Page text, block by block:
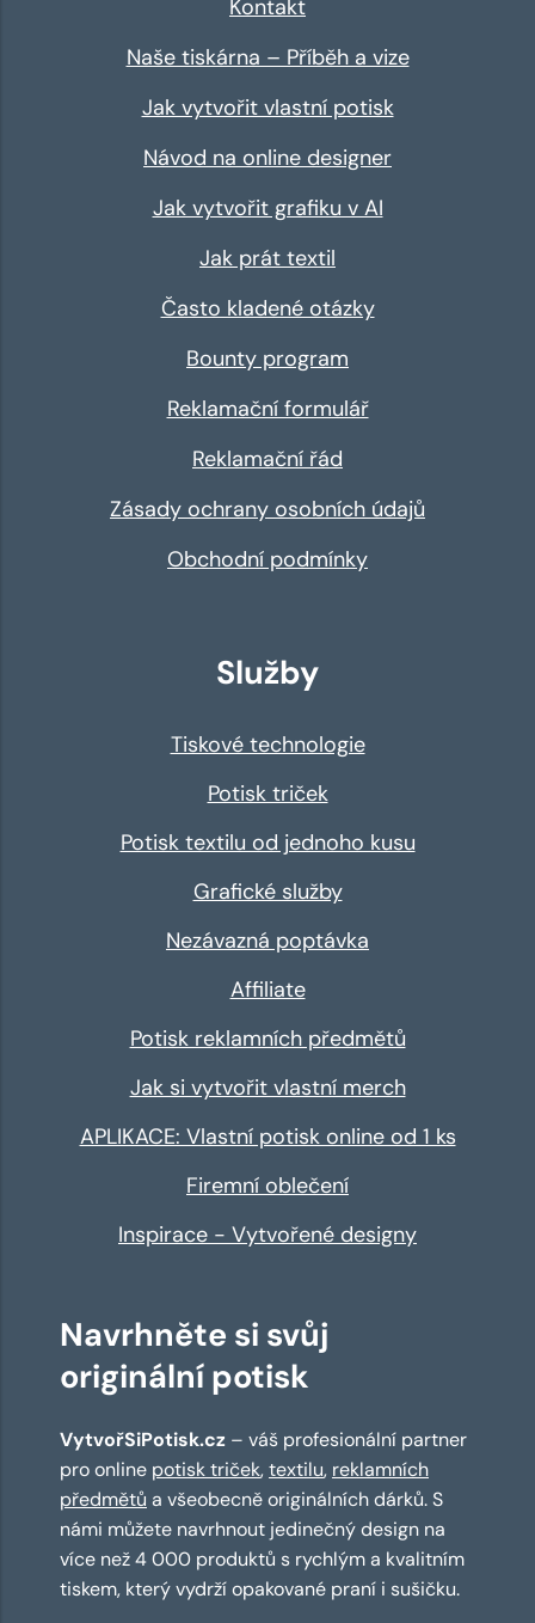
Kontakt
Naše tiskárna – Příběh a vize
Jak vytvořit vlastní potisk
Návod na online designer
Jak vytvořit grafiku v AI
Jak prát textil
Často kladené otázky
Bounty program
Reklamační formulář
Reklamační řád
Zásady ochrany osobních údajů
Obchodní podmínky
Služby
Tiskové technologie
Potisk triček
Potisk textilu od jednoho kusu
Grafické služby
Nezávazná poptávka
Affiliate
Potisk reklamních předmětů
Jak si vytvořit vlastní merch
APLIKACE: Vlastní potisk online od 1 ks
Firemní oblečení
Inspirace - Vytvořené designy
Navrhněte si svůj
originální potisk
VytvořSiPotisk.cz – váš profesionální partner
pro online potisk triček,textilu, reklamních
předmětů a všeobecně originálních dárků. S
námi můžete navrhnout jedinečný design na
více než 4 000 produktů s rychlým a kvalitním
tiskem, který vydrží opakované praní i sušičku.